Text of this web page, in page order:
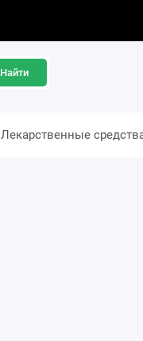
Найти
Лекарственные